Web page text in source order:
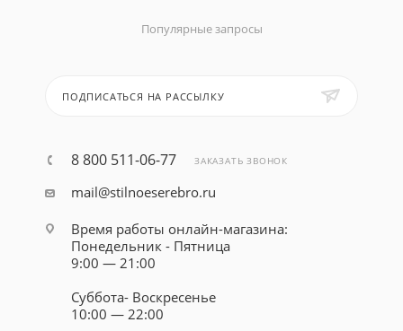
Популярные запросы
ПОДПИСАТЬСЯ НА РАССЫЛКУ
8 800 511-06-77 ЗАКАЗАТЬ ЗВОНОК
mail@stilnoeserebro.ru
Время работы онлайн-магазина:
Понедельник - Пятница
9:00 — 21:00
Суббота- Воскресенье
10:00 — 22:00